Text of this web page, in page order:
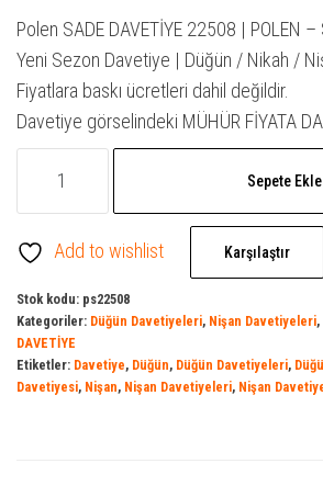
fiyat:
₺ 1.150,00.
andaki
fiyat:
₺ 955,50.
Polen SADE DAVETİYE 22508 | POLEN –
Yeni Sezon Davetiye | Düğün / Nikah /
Fiyatlara baskı ücretleri dahil değildir.
Davetiye görselindeki MÜHÜR FİYATA
DAVETİYE
|
Davetiye
|
Davetiye
Sepete Ekle
Add to wishlist Karşılaştır
Stok kodu: ps22508
Kategoriler: Düğün Davetiyeleri, Nişan Davetiyeleri,
DAVETİYE
Etiketler: Davetiye, Düğün, Düğün Davetiyeleri,
Davetiyesi, Nişan, Nişan Davetiyeleri, Nişan